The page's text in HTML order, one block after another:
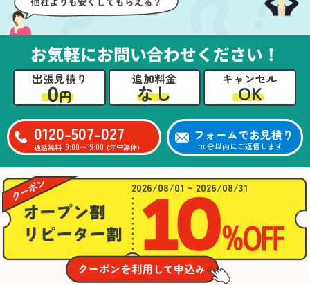
お気軽にお問い合わせください！
出張見積り
0円
追加料金
なし
キャンセル
OK
0120-507-027
通話無料 9:00〜19:00 (年中無休)
フォームでお見積り
30分以内にご返信します
2026/08/01 ~ 2026/08/31